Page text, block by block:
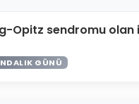
Opitz sendromu olan
GÜNÜ